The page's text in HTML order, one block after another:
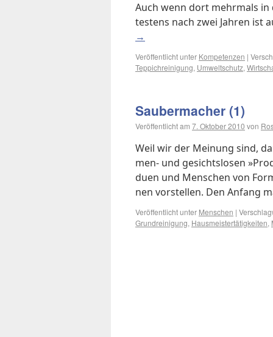
Auch wenn dort mehr­mals
te­stens nach zwei Jah­ren ist
→
Veröffentlicht unter Kompetenzen |
Teppichreinigung, Umweltschutz,
Sau­ber­ma­cher (1)
Veröffentlicht am 7. Oktober 2010 von
Weil wir der Mei­nung sind,
men- und ge­sichts­lo­sen
du­en und Men­schen von
nen vor­stel­len. Den An­fang
Veröffentlicht unter Menschen |
Grundreinigung, Hausmeistertätigkeiten,